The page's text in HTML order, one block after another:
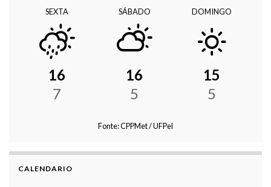
SEXTA
16
7
SÁBADO
16
5
DOMINGO
15
5
Fonte: CPPMet / UFPel
CALENDARIO